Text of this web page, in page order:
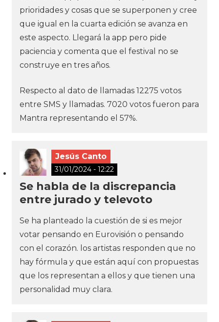
prioridades y cosas que se superponen y cree
que igual en la cuarta edición se avanza en
este aspecto. Llegará la app pero pide
paciencia y comenta que el festival no se
construye en tres años.
Respecto al dato de llamadas 12275 votos
entre SMS y llamadas. 7020 votos fueron para
Mantra representando el 57%.
Jesús Canto
31/01/2024 - 12:22
Se habla de la discrepancia
entre jurado y televoto
Se ha planteado la cuestión de si es mejor
votar pensando en Eurovisión o pensando
con el corazón. los artistas responden que no
hay fórmula y que están aquí con propuestas
que los representan a ellos y que tienen una
personalidad muy clara.